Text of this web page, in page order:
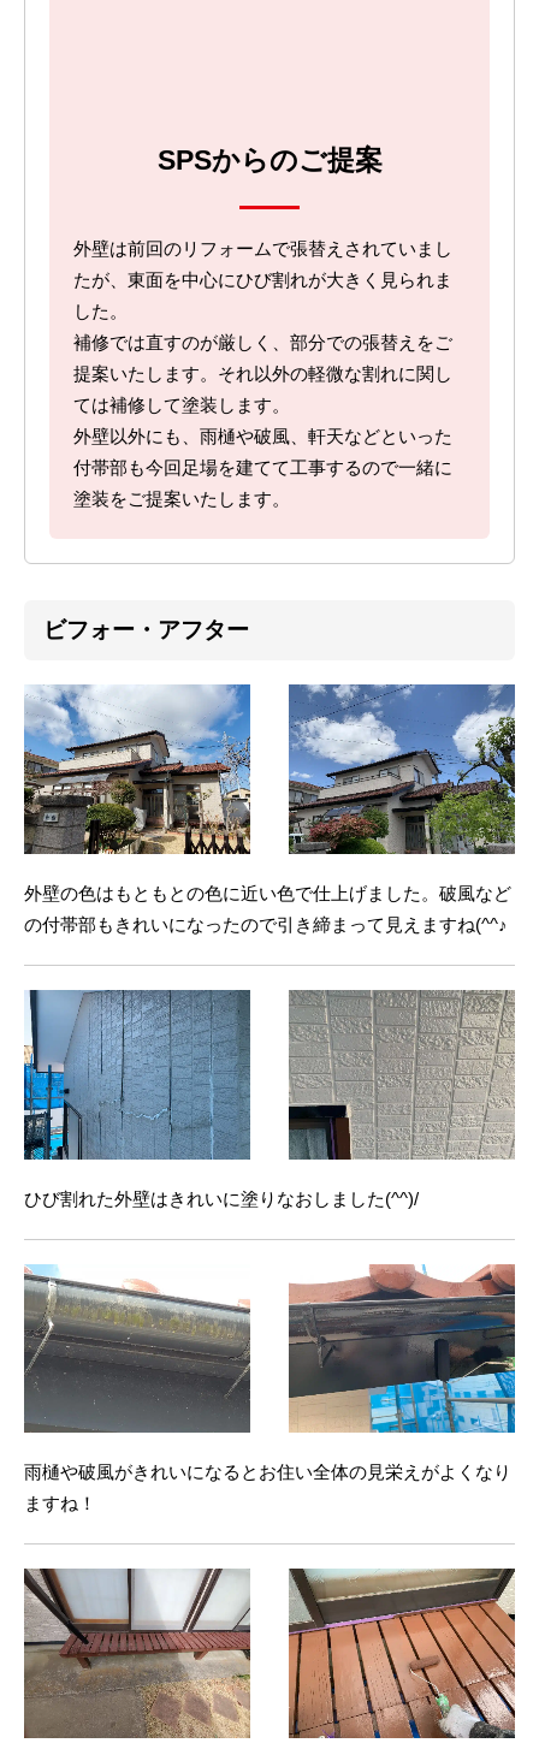
SPSからのご提案
外壁は前回のリフォームで張替えされていまし
たが、東面を中心にひび割れが大きく見られま
した。
補修では直すのが厳しく、部分での張替えをご
提案いたします。それ以外の軽微な割れに関し
ては補修して塗装します。
外壁以外にも、雨樋や破風、軒天などといった
付帯部も今回足場を建てて工事するので一緒に
塗装をご提案いたします。
ビフォー・アフター
外壁の色はもともとの色に近い色で仕上げました。破風など
の付帯部もきれいになったので引き締まって見えますね(^^♪
ひび割れた外壁はきれいに塗りなおしました(^^)/
雨樋や破風がきれいになるとお住い全体の見栄えがよくなり
ますね！